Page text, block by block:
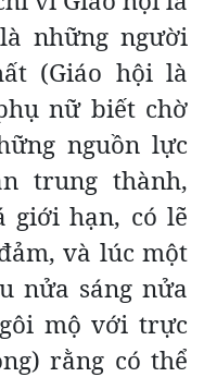
những người
(Giáo hội là
nữ biết chờ
nguồn lực
trung thành,
giới hạn, có lẽ
và lúc một
nửa sáng nửa
mộ với trực
rằng có thể